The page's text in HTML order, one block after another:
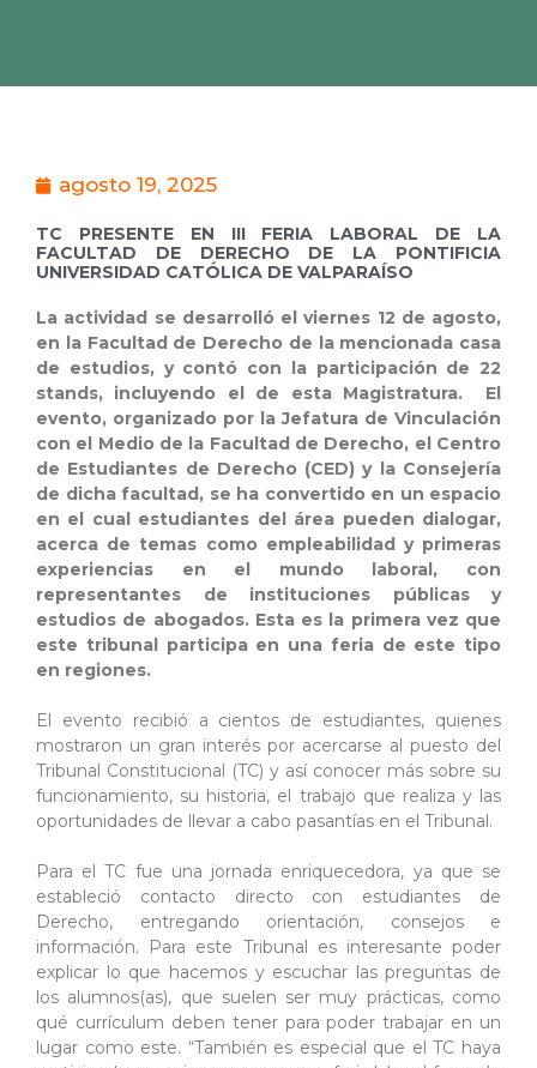
agosto 19, 2025
TC PRESENTE EN III FERIA LABORAL DE LA
FACULTAD DE DERECHO DE LA PONTIFICIA
UNIVERSIDAD CATÓLICA DE VALPARAÍSO
La actividad se desarrolló el viernes 12 de agosto,
en la Facultad de Derecho de la mencionada casa
de estudios, y contó con la participación de 22
stands, incluyendo el de esta Magistratura. El
evento, organizado por la Jefatura de Vinculación
con el Medio de la Facultad de Derecho, el Centro
de Estudiantes de Derecho (CED) y la Consejería
de dicha facultad, se ha convertido en un espacio
en el cual estudiantes del área pueden dialogar,
acerca de temas como empleabilidad y primeras
experiencias en el mundo laboral, con
representantes de instituciones públicas y
estudios de abogados. Esta es la primera vez que
este tribunal participa en una feria de este tipo
en regiones.
El evento recibió a cientos de estudiantes, quienes
mostraron un gran interés por acercarse al puesto del
Tribunal Constitucional (TC) y así conocer más sobre su
funcionamiento, su historia, el trabajo que realiza y las
oportunidades de llevar a cabo pasantías en el Tribunal.
Para el TC fue una jornada enriquecedora, ya que se
estableció contacto directo con estudiantes de
Derecho, entregando orientación, consejos e
información. Para este Tribunal es interesante poder
explicar lo que hacemos y escuchar las preguntas de
los alumnos(as), que suelen ser muy prácticas, como
qué currículum deben tener para poder trabajar en un
lugar como este. “También es especial que el TC haya